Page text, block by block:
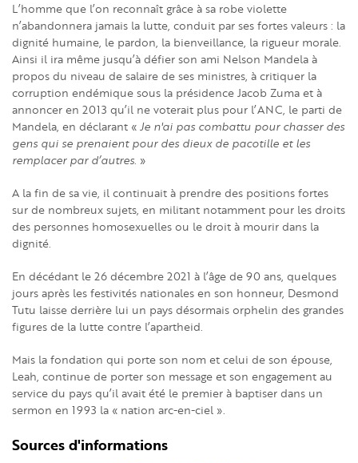
L’homme que l’on reconnaît grâce à sa robe violette
n’abandonnera jamais la lutte, conduit par ses fortes valeurs : la
dignité humaine, le pardon, la bienveillance, la rigueur morale.
Ainsi il ira même jusqu’à défier son ami Nelson Mandela à
propos du niveau de salaire de ses ministres, à critiquer la
corruption endémique sous la présidence Jacob Zuma et à
annoncer en 2013 qu’il ne voterait plus pour l’ANC, le parti de
Mandela, en déclarant « Je n'ai pas combattu pour chasser des
gens qui se prenaient pour des dieux de pacotille et les
remplacer par d’autres. »
A la fin de sa vie, il continuait à prendre des positions fortes
sur de nombreux sujets, en militant notamment pour les droits
des personnes homosexuelles ou le droit à mourir dans la
dignité.
En décédant le 26 décembre 2021 à l’âge de 90 ans, quelques
jours après les festivités nationales en son honneur, Desmond
Tutu laisse derrière lui un pays désormais orphelin des grandes
figures de la lutte contre l’apartheid.
Mais la fondation qui porte son nom et celui de son épouse,
Leah, continue de porter son message et son engagement au
service du pays qu’il avait été le premier à baptiser dans un
sermon en 1993 la « nation arc-en-ciel ».
Sources d'informations